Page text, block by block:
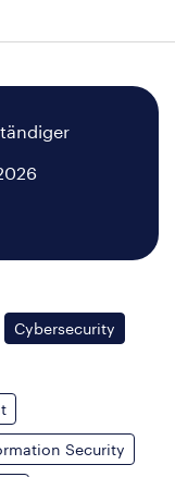
Cybersecurity
Security